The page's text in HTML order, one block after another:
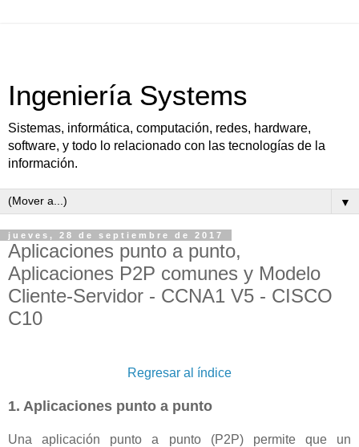
Ingeniería Systems
Sistemas, informática, computación, redes, hardware,
software, y todo lo relacionado con las tecnologías de la
información.
▼
jueves, 28 de septiembre de 2017
Aplicaciones punto a punto,
Aplicaciones P2P comunes y Modelo
Cliente-Servidor - CCNA1 V5 - CISCO
C10
Regresar al índice
1. Aplicaciones punto a punto
Una aplicación punto a punto (P2P) permite que un